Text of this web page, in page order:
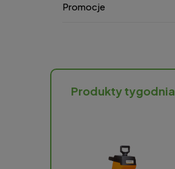
Promocje
Produkty tygodnia